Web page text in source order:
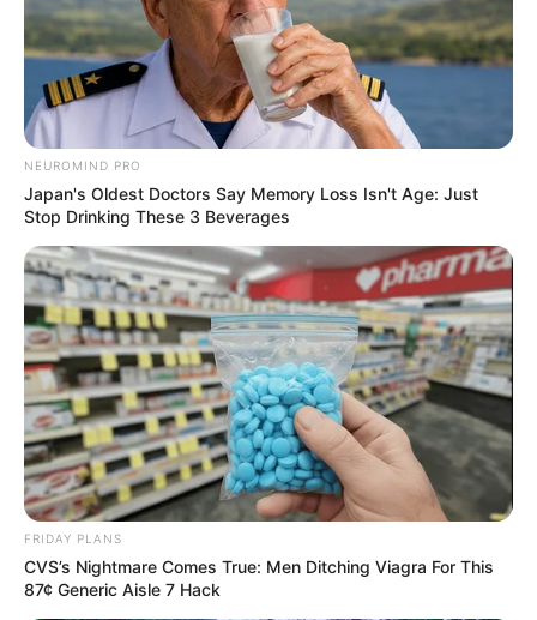
NEUROMIND PRO
Japan's Oldest Doctors Say Memory Loss Isn't Age: Just
Stop Drinking These 3 Beverages
FRIDAY PLANS
CVS’s Nightmare Comes True: Men Ditching Viagra For This
87¢ Generic Aisle 7 Hack